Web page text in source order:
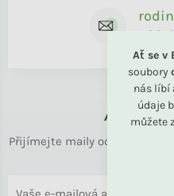
Ať se v
soubory
nás líbí
údaje
můžete
Až k
Přijímejte maily od rodiny